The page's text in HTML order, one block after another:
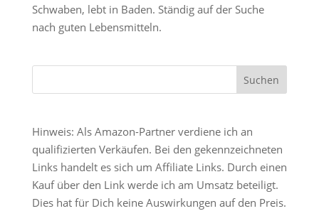
Schwaben, lebt in Baden. Ständig auf der Suche
nach guten Lebensmitteln.
Hinweis: Als Amazon-Partner verdiene ich an
qualifizierten Verkäufen. Bei den gekennzeichneten
Links handelt es sich um Affiliate Links. Durch einen
Kauf über den Link werde ich am Umsatz beteiligt.
Dies hat für Dich keine Auswirkungen auf den Preis.